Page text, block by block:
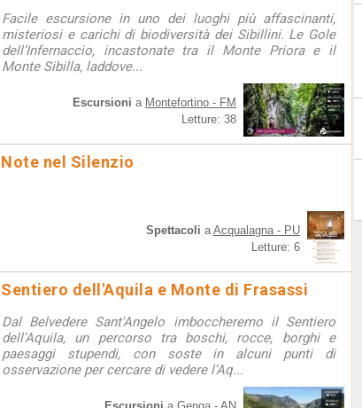
Facile escursione in uno dei luoghi più affascinanti,
misteriosi e carichi di biodiversità dei Sibillini. Le Gole
dell’Infernaccio, incastonate tra il Monte Priora e il
Monte Sibilla, laddove...
Escursioni a Montefortino - FM
Letture: 38
Note nel Silenzio
Spettacoli aAcqualagna - PU
Letture: 6
Sentiero dell'Aquila e Monte di Frasassi
Dal Belvedere Sant'Angelo imboccheremo il Sentiero
dell’Aquila, un percorso tra boschi, rocce, borghi e
paesaggi stupendi, con soste in alcuni punti di
osservazione per cercare di vedere l’Aq...